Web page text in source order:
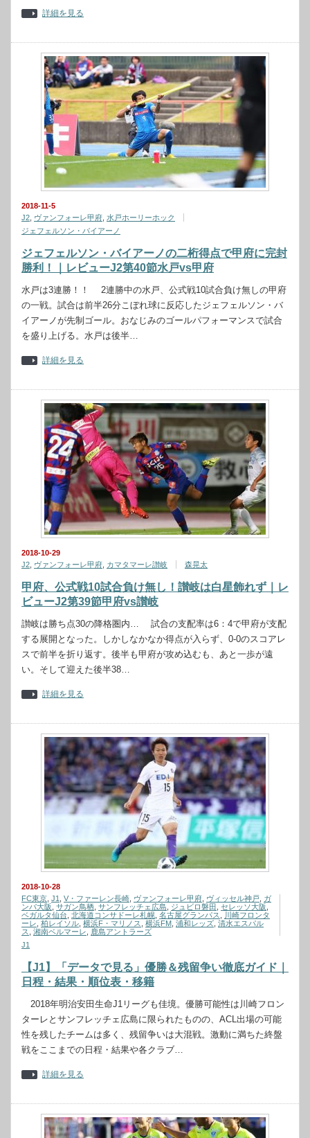
詳細を見る
2018-11-5
J2 ヴァンフォーレ甲府 水戸ホーリーホック
ジェフェルソン・バイアーノ
ジェフェルソン・バイアーノの二桁得点で甲府に完封
勝利！｜レビューJ2第40節水戸vs甲府
水戸は3連勝！！ 2連勝中の水戸、公式戦10試合負け無しの甲府
の一戦。試合は前半26分こぼれ球に反応したジェフェルソン・バ
イアーノが先制ゴール。おなじみのゴールパフォーマンスで試合
を盛り上げる。水戸は後半…
詳細を見る
2018-10-29
J2 ヴァンフォーレ甲府 カマタマーレ讃岐 森晃太
甲府、公式戦10試合負け無し！讃岐は白星飾れず｜レ
ビューJ2第39節甲府vs讃岐
讃岐は勝ち点30の降格圏内… 試合の支配率は6：4で甲府が支配
する展開となった。しかしなかなか得点が入らず、0-0のスコアレ
スで前半を折り返す。後半も甲府が攻め込むも、あと一歩が遠
い。そして迎えた後半38…
詳細を見る
2018-10-28
FC東京 J1 V・ファーレン長崎 ヴァンフォーレ甲府 ヴィッセル神戸 ガ
ンバ大阪 サガン鳥栖 サンフレッチェ広島 ジュビロ磐田 セレッソ大阪
ベガルタ仙台 北海道コンサドーレ札幌 名古屋グランパス
川崎フロンタ
ーレ 柏レイソル 横浜F・マリノス 横浜FM 浦和レッズ 清水エスパル
ス
湘南ベルマーレ
鹿島アントラーズ
J1
【J1】「データで見る」優勝＆残留争い徹底ガイド｜
日程・結果・順位表・移籍
2018年明治安田生命J1リーグも佳境。優勝可能性は川崎フロン
ターレとサンフレッチェ広島に限られたものの、ACL出場の可能
性を残したチームは多く、残留争いは大混戦。激動に満ちた終盤
戦をここまでの日程・結果や各クラブ…
詳細を見る